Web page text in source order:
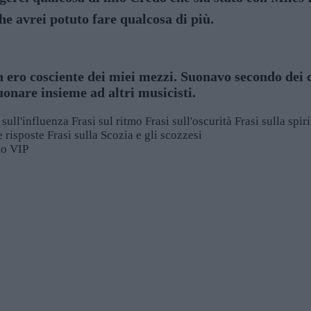
avrei potuto fare qualcosa di più.
ero cosciente dei miei mezzi. Suonavo secondo
insieme ad altri musicisti.
sull'influenza Frasi sul ritmo Frasi sull'oscurità Frasi sulla
risposte Frasi sulla Scozia e gli scozzesi
VIP